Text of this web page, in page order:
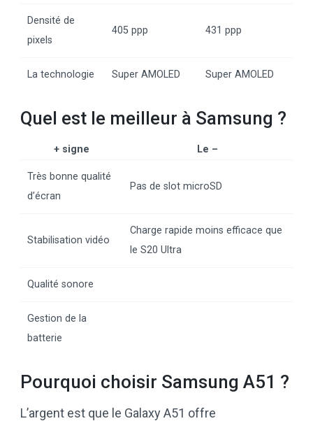
Densité de
pixels
405 ppp 431 ppp
La technologie Super AMOLED Super AMOLED
Quel est le meilleur à Samsung ?
+ signe Le –
Très bonne qualité
d’écran
Pas de slot microSD
Stabilisation vidéo
Charge rapide moins efficace que
le S20 Ultra
Qualité sonore
Gestion de la
batterie
Pourquoi choisir Samsung A51 ?
L’argent est que le Galaxy A51 offre